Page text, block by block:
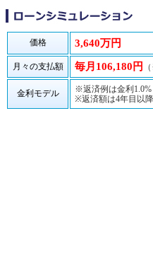
価格 3,640万円
月々の支払額 毎月106,180円
金利モデル
※返済例は金利
※返済額は4年目以